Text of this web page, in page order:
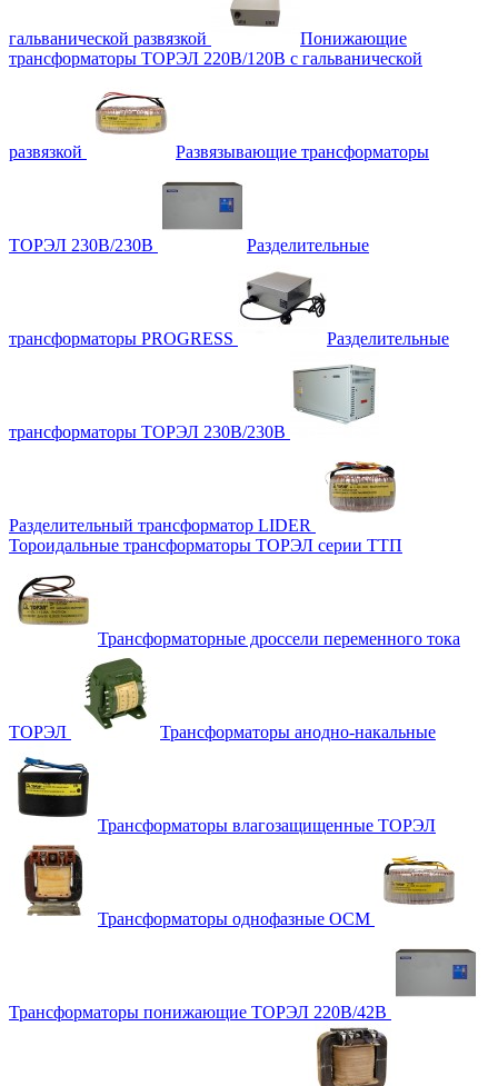
гальванической развязкой
Понижающие
трансформаторы ТОРЭЛ 220В/120В с гальванической
развязкой Развязывающие трансформаторы
ТОРЭЛ 230В/230В Разделительные
трансформаторы PROGRESS Разделительные
трансформаторы ТОРЭЛ 230В/230В
Разделительный трансформатор LIDER
Тороидальные трансформаторы ТОРЭЛ серии ТТП
Трансформаторные дроссели переменного тока
ТОРЭЛ Трансформаторы анодно-накальные
Трансформаторы влагозащищенные ТОРЭЛ
Трансформаторы однофазные ОСМ
Трансформаторы понижающие ТОРЭЛ 220В/42В